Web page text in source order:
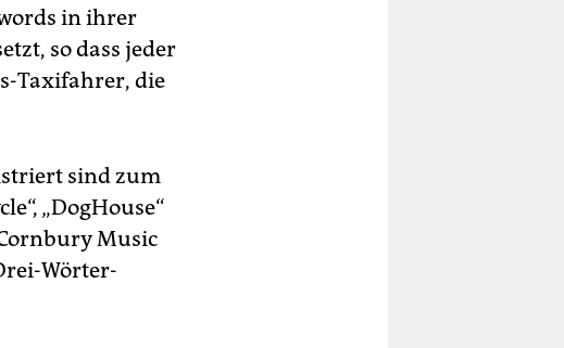
in ihrer
so dass jeder
Taxifahrer, die
sind zum
„DogHouse“
Music
Wörter-